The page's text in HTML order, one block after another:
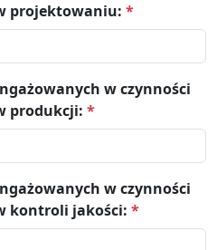
projektowaniu: *
w czynności
produkcji: *
w czynności
kontroli jakości: *